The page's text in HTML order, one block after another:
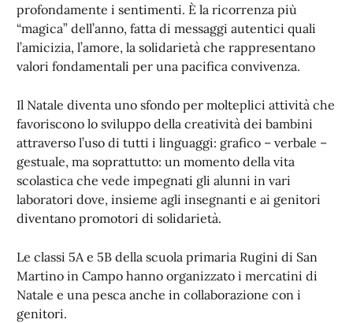
profondamente i sentimenti. È la ricorrenza più
“magica” dell’anno, fatta di messaggi autentici quali
l’amicizia, l’amore, la solidarietà che rappresentano
valori fondamentali per una pacifica convivenza.
Il Natale diventa uno sfondo per molteplici attività che
favoriscono lo sviluppo della creatività dei bambini
attraverso l’uso di tutti i linguaggi: grafico – verbale –
gestuale, ma soprattutto: un momento della vita
scolastica che vede impegnati gli alunni in vari
laboratori dove, insieme agli insegnanti e ai genitori
diventano promotori di solidarietà.
Le classi 5A e 5B della scuola primaria Rugini di San
Martino in Campo hanno organizzato i mercatini di
Natale e una pesca anche in collaborazione con i
genitori.